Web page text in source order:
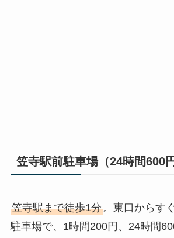
笠寺駅前駐車場（24時間600円
笠寺駅まで徒歩1分。東口からす
駐車場で、1時間200円、24時間